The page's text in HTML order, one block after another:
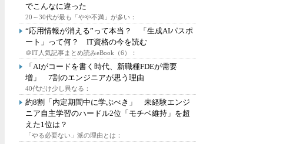
でこんなに違った
20～30代が最も「やや不満」が多い：
“応用情報が消える”って本当？ 「生成AIパスポ
ート」って何？ IT資格の今を読む
＠IT人気記事まとめ読みeBook（6）：
「AIがコードを書く時代、新職種FDEが需要
増」 7割のエンジニアが思う理由
40代だけ少し異なる：
約8割「内定期間中に学ぶべき」 未経験エンジ
ニア自主学習のハードル2位「モチベ維持」を超
えた1位は？
「やる必要ない」派の理由とは：